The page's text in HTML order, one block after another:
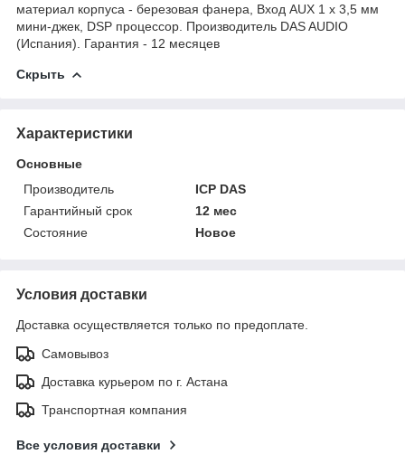
материал корпуса - березовая фанера, Вход AUX 1 х 3,5 мм
мини-джек, DSP процессор. Производитель DAS AUDIO
(Испания). Гарантия - 12 месяцев
Скрыть
Характеристики
Основные
Производитель
ICP DAS
Гарантийный срок
12 мес
Состояние
Новое
Условия доставки
Доставка осуществляется только по предоплате.
Самовывоз
Доставка курьером по г. Астана
Транспортная компания
Все условия доставки